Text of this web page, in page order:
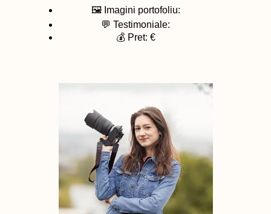
🖼️ Imagini portofoliu:
💬 Testimoniale:
💰 Pret: €